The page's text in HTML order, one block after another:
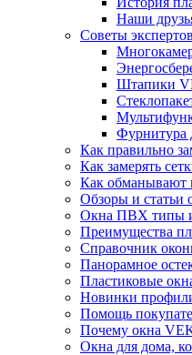
Наши
Советы экспертов
Штапики
Фурнитура
Как правильно
Как замерять
Как обманывают
Обзоры и статьи
Окна ПВХ типы и
Преимущества
Справочник
Панорамное
Пластиковые
Новинки
Помощь
Почему окна
Окна для дома,